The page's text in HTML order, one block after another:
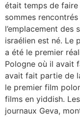
était temps de faire
sommes
l’emplacement des
israélien est né. Le
a été le premier
Pologne où il avait
avait fait partie de
le premier film
films en yiddish.
journaux Geva,